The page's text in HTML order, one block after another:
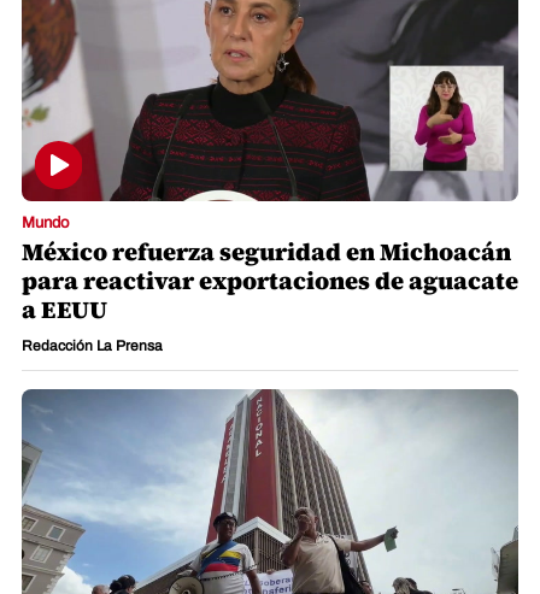
Mundo
México refuerza seguridad en Michoacán
para reactivar exportaciones de aguacate
a EEUU
Redacción La Prensa